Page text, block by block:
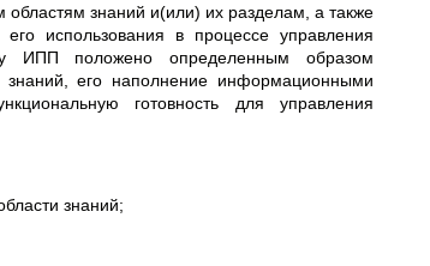
знаний и(или) их разделам, а также
использования в процессе управления
ИПП положено определенным образом
знаний, его наполнение информационными
готовность для управления
знаний;